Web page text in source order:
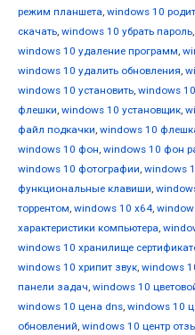
режим планшета, windows 10
скачать, windows 10 убрать пароль,
windows 10 удаление программ,
windows 10 удалить обновления,
windows 10 установить, windows
флешки, windows 10 установщик,
файл подкачки, windows 10
windows 10 фон, windows 10 фон
windows 10 фотографии, windows
функциональные клавиши,
торрентом, windows 10 х64,
характеристики компьютера,
windows 10 хранилище
windows 10 хрипит звук, windows
панели задач, windows 10
windows 10 цена dns, windows 10
обновлений, windows 10 центр